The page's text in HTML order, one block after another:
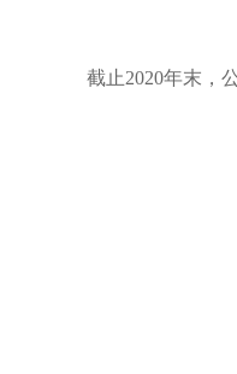
截止2020年末，